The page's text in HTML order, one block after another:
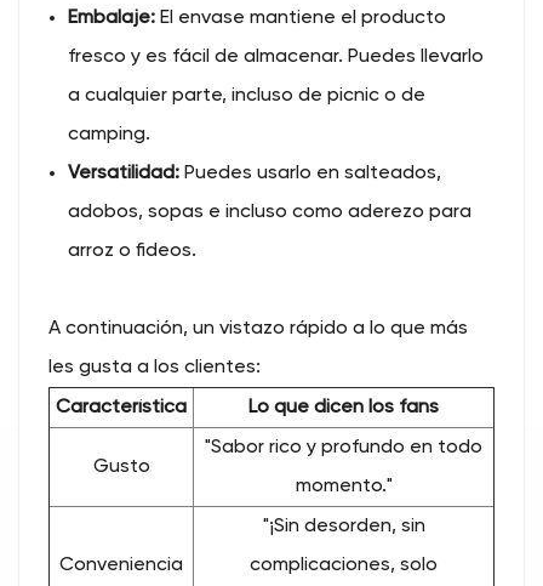
Embalaje: El envase mantiene el producto
fresco y es fácil de almacenar. Puedes llevarlo
a cualquier parte, incluso de picnic o de
camping.
Versatilidad: Puedes usarlo en salteados,
adobos, sopas e incluso como aderezo para
arroz o fideos.
A continuación, un vistazo rápido a lo que más
les gusta a los clientes:
Característica Lo que dicen los fans
Gusto
"Sabor rico y profundo en todo
momento."
Conveniencia
"¡Sin desorden, sin
complicaciones, solo